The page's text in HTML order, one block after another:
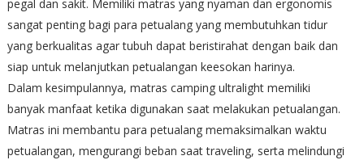
pegal dan sakit. Memiliki matras yang nyaman dan ergonomis
sangat penting bagi para petualang yang membutuhkan tidur
yang berkualitas agar tubuh dapat beristirahat dengan baik dan
siap untuk melanjutkan petualangan keesokan harinya.
Dalam kesimpulannya, matras camping ultralight memiliki
banyak manfaat ketika digunakan saat melakukan petualangan.
Matras ini membantu para petualang memaksimalkan waktu
petualangan, mengurangi beban saat traveling, serta melindungi